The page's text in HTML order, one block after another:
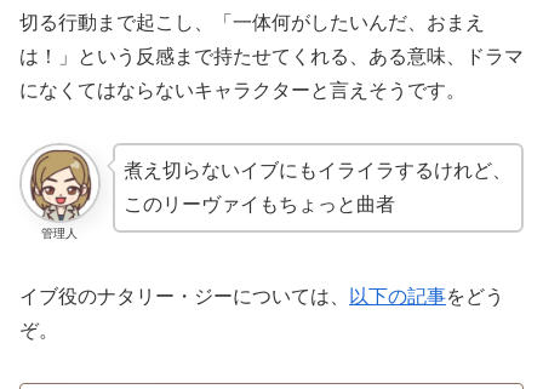
切る行動まで起こし、「一体何がしたいんだ、おまえ
は！」という反感まで持たせてくれる、ある意味、ドラマ
になくてはならないキャラクターと言えそうです。
管理人
煮え切らないイブにもイライラするけれど、
このリーヴァイもちょっと曲者
イブ役のナタリー・ジーについては、 以下の記事をどう
ぞ。